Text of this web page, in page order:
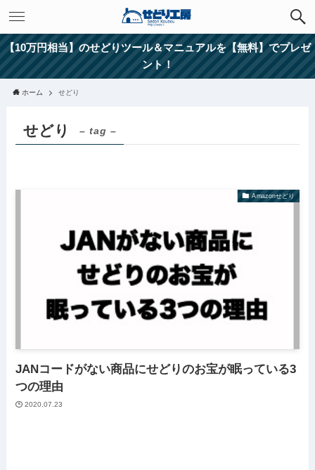
【10万円相当】のせどりツール＆マニュアルを【無料】でプレゼ
ント！
ホーム せどり
せどり – tag –
Amazonせどり
JANコードがない商品にせどりのお宝が眠っている3
つの理由
2020.07.23